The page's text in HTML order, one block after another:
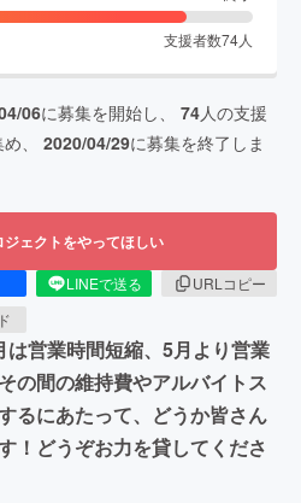
支援者数74人
06に募集を開始し、 74人の支援
、 2020/04/29に募集を終了しま
ジェクトをやってほしい
LINEで送る
URLコピー
営業時間短縮、5月より営業
の間の維持費やアルバイトス
るにあたって、どうか皆さん
！どうぞお力を貸してくださ